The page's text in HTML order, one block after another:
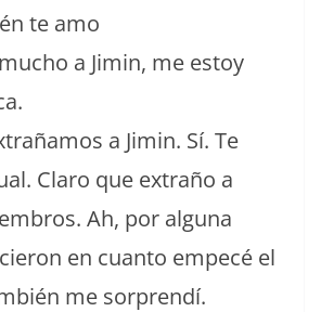
te amo
a Jimin, me estoy
a Jimin. Sí. Te
Claro que extraño a
Ah, por alguna
en cuanto empecé el
me sorprendí.